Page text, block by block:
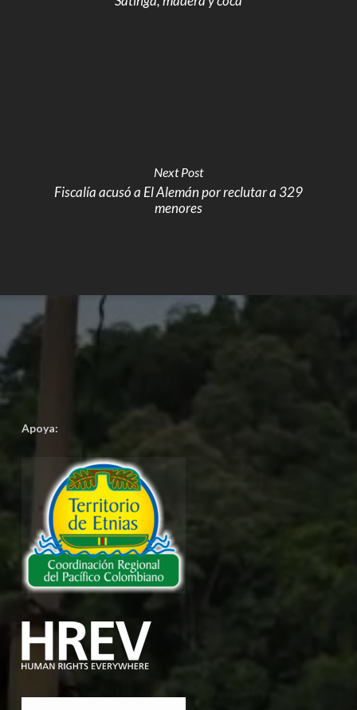
Next Post
Fiscalía acusó a El Alemán por reclutar a 329
menores
Apoya: